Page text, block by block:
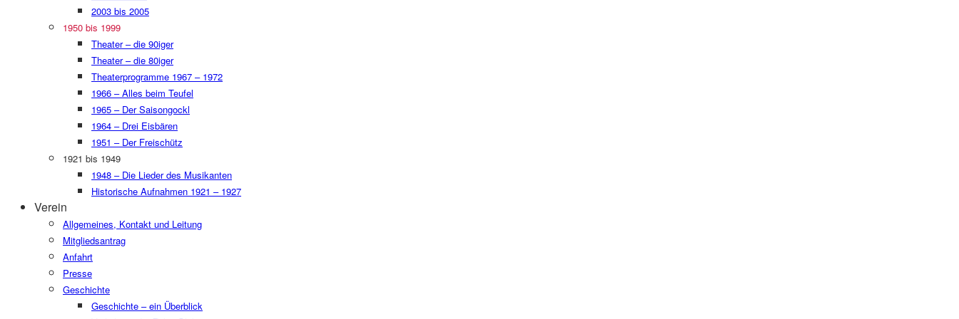
2003 bis 2005
1950 bis 1999
Theater – die 90iger
Theater – die 80iger
Theaterprogramme 1967 – 1972
1966 – Alles beim Teufel
1965 – Der Saisongockl
1964 – Drei Eisbären
1951 – Der Freischütz
1921 bis 1949
1948 – Die Lieder des Musikanten
Historische Aufnahmen 1921 – 1927
Verein
Allgemeines, Kontakt und Leitung
Mitgliedsantrag
Anfahrt
Presse
Geschichte
Geschichte – ein Überblick